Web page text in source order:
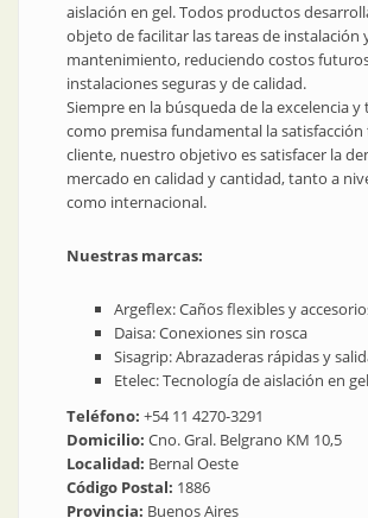
aislación en gel. Todos productos
objeto de facilitar las tareas de instalación
mantenimiento, reduciendo costos
instalaciones seguras y de calidad.
Siempre en la búsqueda de la excelencia y
como premisa fundamental la
cliente, nuestro objetivo es satisfacer la
mercado en calidad y cantidad, tanto a
como internacional.
Nuestras marcas:
Argeflex: Caños flexibles y
Daisa: Conexiones sin rosca
Sisagrip: Abrazaderas rápidas y
Etelec: Tecnología de aislación en gel
Teléfono: +54 11 4270-3291
Domicilio: Cno. Gral. Belgrano KM 10,5
Localidad: Bernal Oeste
Código Postal: 1886
Provincia: Buenos Aires